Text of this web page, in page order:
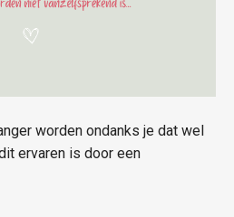
worden ondanks je dat wel
ervaren is door een